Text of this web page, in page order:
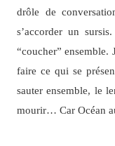
drôle de
s’accorder un
“coucher” ensemble.
faire ce qui se
sauter ensemble, le
mourir… Car Océan